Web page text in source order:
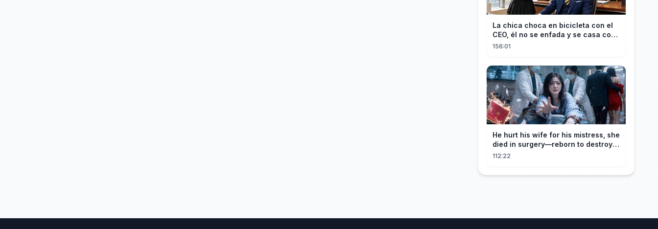
La chica choca en bicicleta con el
CEO, él no se enfada y se casa con
ella enseguida!
156:01
He hurt his wife for his mistress, she
died in surgery—reborn to destroy
him!
112:22